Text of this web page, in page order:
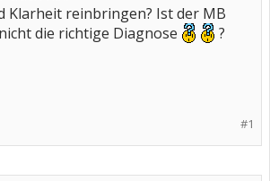
Klarheit reinbringen? Ist der MB
die richtige Diagnose
?
#1